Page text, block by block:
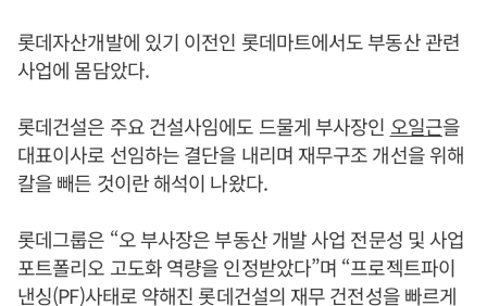
롯데자산개발에 있기 이전인 롯데마트에서도 부동산 관련
사업에 몸담았다.
롯데건설은 주요 건설사임에도 드물게 부사장인 오일근을
대표이사로 선임하는 결단을 내리며 재무구조 개선을 위해
칼을 빼든 것이란 해석이 나왔다.
롯데그룹은 “오 부사장은 부동산 개발 사업 전문성 및 사업
포트폴리오 고도화 역량을 인정받았다”며 “프로젝트파이
낸싱(PF)사태로 약해진 롯데건설의 재무 건전성을 빠르게